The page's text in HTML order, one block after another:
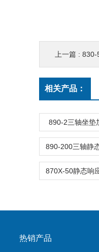
上一篇 : 830-
相关产品：
890-2三轴坐垫
热销产品